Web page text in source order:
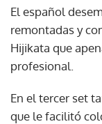
El español
remontadas y
Hijikata que
profesional.
En el tercer set
que le facilitó